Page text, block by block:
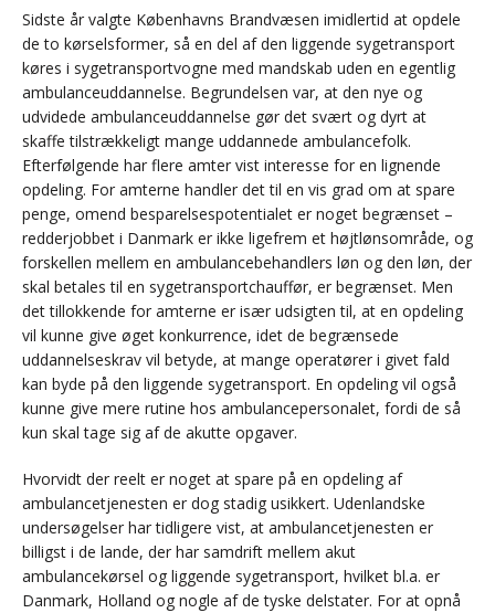
Sidste år valgte Københavns Brandvæsen imidlertid at opdele
de to kørselsformer, så en del af den liggende sygetransport
køres i sygetransportvogne med mandskab uden en egentlig
ambulanceuddannelse. Begrundelsen var, at den nye og
udvidede ambulanceuddannelse gør det svært og dyrt at
skaffe tilstrækkeligt mange uddannede ambulancefolk.
Efterfølgende har flere amter vist interesse for en lignende
opdeling. For amterne handler det til en vis grad om at spare
penge, omend besparelsespotentialet er noget begrænset –
redderjobbet i Danmark er ikke ligefrem et højtlønsområde, og
forskellen mellem en ambulancebehandlers løn og den løn, der
skal betales til en sygetransportchauffør, er begrænset. Men
det tillokkende for amterne er især udsigten til, at en opdeling
vil kunne give øget konkurrence, idet de begrænsede
uddannelseskrav vil betyde, at mange operatører i givet fald
kan byde på den liggende sygetransport. En opdeling vil også
kunne give mere rutine hos ambulancepersonalet, fordi de så
kun skal tage sig af de akutte opgaver.
Hvorvidt der reelt er noget at spare på en opdeling af
ambulancetjenesten er dog stadig usikkert. Udenlandske
undersøgelser har tidligere vist, at ambulancetjenesten er
billigst i de lande, der har samdrift mellem akut
ambulancekørsel og liggende sygetransport, hvilket bl.a. er
Danmark, Holland og nogle af de tyske delstater. For at opnå